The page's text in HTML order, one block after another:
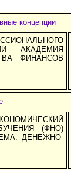
концепции
АКАДЕМИЯ
ФИНАНСОВ
(ФНО)
ТЕМА: ДЕНЕЖНО-